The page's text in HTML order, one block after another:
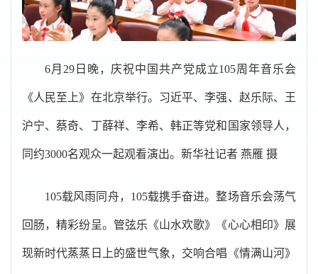
6月29日晚，庆祝中国共产党成立105周年音乐会
《人民至上》在北京举行。习近平、李强、赵乐际、王
沪宁、蔡奇、丁薛祥、李希、韩正等党和国家领导人，
同约3000名观众一起观看演出。新华社记者 燕雁 摄
105载风雨同舟，105载携手奋进。整场音乐会荡气
回肠，精彩纷呈。管弦乐《山水欢歌》《心心相印》展
现新时代蒸蒸日上的盛世气象，交响合唱《情满山河》